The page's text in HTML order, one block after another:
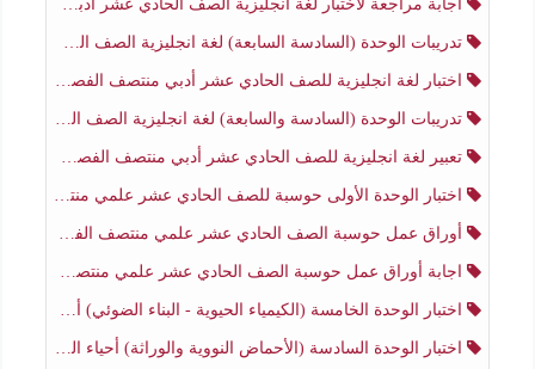
اجابة مراجعة لاختبار لغة انجليزية الصف الحادي عشر أدبي منتصف الفصل الثاني
تدريبات الوحدة (السادسة السابعة) لغة انجليزية الصف الحادي عشر أدبي منتصف الفصل الثاني
اختبار لغة انجليزية للصف الحادي عشر أدبي منتصف الفصل الثاني
تدريبات الوحدة (السادسة والسابعة) لغة انجليزية الصف الحادي عشر أدبي الفصل الثاني
تعبير لغة انجليزية للصف الحادي عشر أدبي منتصف الفصل الثاني
اختبار الوحدة الأولى حوسبة للصف الحادي عشر علمي منتصف الفصل الثاني
أوراق عمل حوسبة الصف الحادي عشر علمي منتصف الفصل الثاني
اجابة أوراق عمل حوسبة الصف الحادي عشر علمي منتصف الفصل الثاني
اختبار الوحدة الخامسة (الكيمياء الحيوية - البناء الضوئي) أحياء الصف الحادي عشر علمي الفصل الثاني
اختبار الوحدة السادسة (الأحماض النووية والوراثة) أحياء الصف الحادي عشر علمي منتصف الفصل الثاني